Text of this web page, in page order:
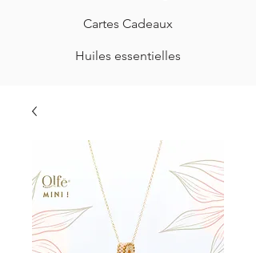
Cartes Cadeaux
Huiles essentielles